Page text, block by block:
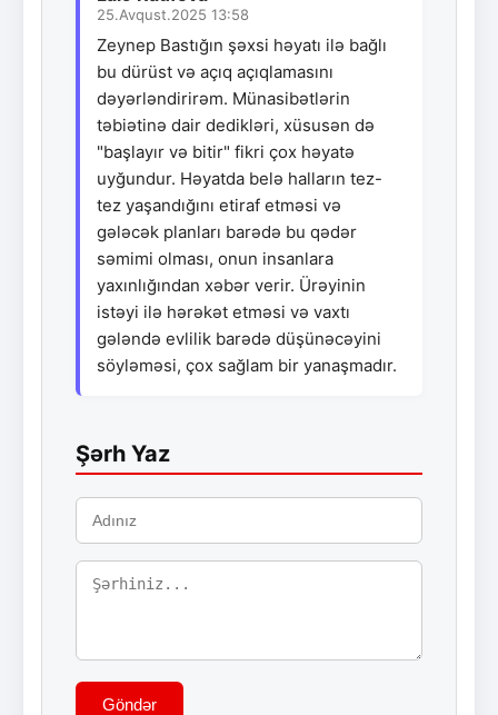
25.Avqust.2025 13:58
Zeynep Bastığın şəxsi həyatı ilə bağlı
bu dürüst və açıq açıqlamasını
dəyərləndirirəm. Münasibətlərin
təbiətinə dair dedikləri, xüsusən də
"başlayır və bitir" fikri çox həyatə
uyğundur. Həyatda belə halların tez-
tez yaşandığını etiraf etməsi və
gələcək planları barədə bu qədər
səmimi olması, onun insanlara
yaxınlığından xəbər verir. Ürəyinin
istəyi ilə hərəkət etməsi və vaxtı
gələndə evlilik barədə düşünəcəyini
söyləməsi, çox sağlam bir yanaşmadır.
Şərh Yaz
Göndər